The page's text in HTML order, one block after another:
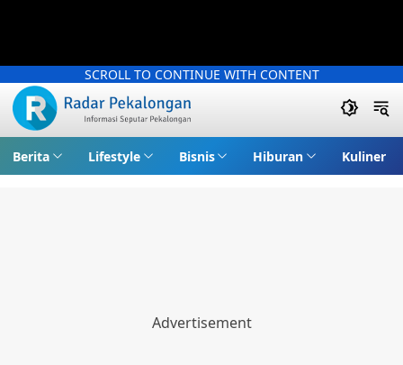
SCROLL TO CONTINUE WITH CONTENT
Berita Lifestyle Bisnis Hiburan Kuliner